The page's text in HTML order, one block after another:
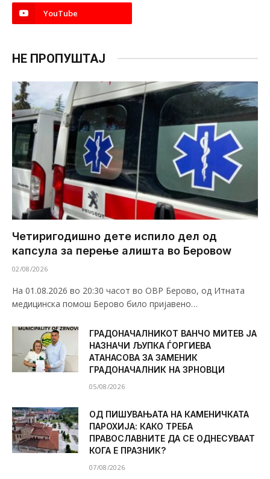
YouTube
НЕ ПРОПУШТАЈ
Четиригодишно дете испило дел од
капсула за перење алишта во Беровоw
02/08/2026
На 01.08.2026 во 20:30 часот во ОВР Берово, од Итната
медицинска помош Берово било пријавено…
ГРАДОНАЧАЛНИКОТ ВАНЧО МИТЕВ ЈА
НАЗНАЧИ ЉУПКА ЃОРГИЕВА
АТАНАСОВА ЗА ЗАМЕНИК
ГРАДОНАЧАЛНИК НА ЗРНОВЦИ
05/08/2026
ОД ПИШУВАЊАТА НА КАМЕНИЧКАТА
ПАРОХИЈА: КАКО ТРЕБА
ПРАВОСЛАВНИТЕ ДА СЕ ОДНЕСУВААТ
КОГА Е ПРАЗНИК?
07/08/2026